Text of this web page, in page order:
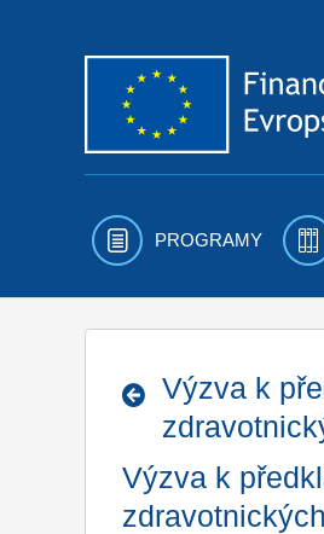
PROGRAMY
Výzva k
Výzva k